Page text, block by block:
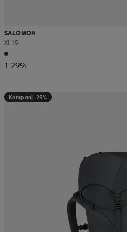
SALOMON
Xt 15
1 299:-
Kampanj -25%